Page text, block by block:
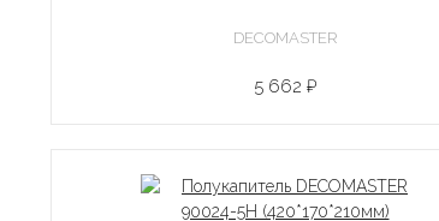
DECOMASTER
5 662 ₽